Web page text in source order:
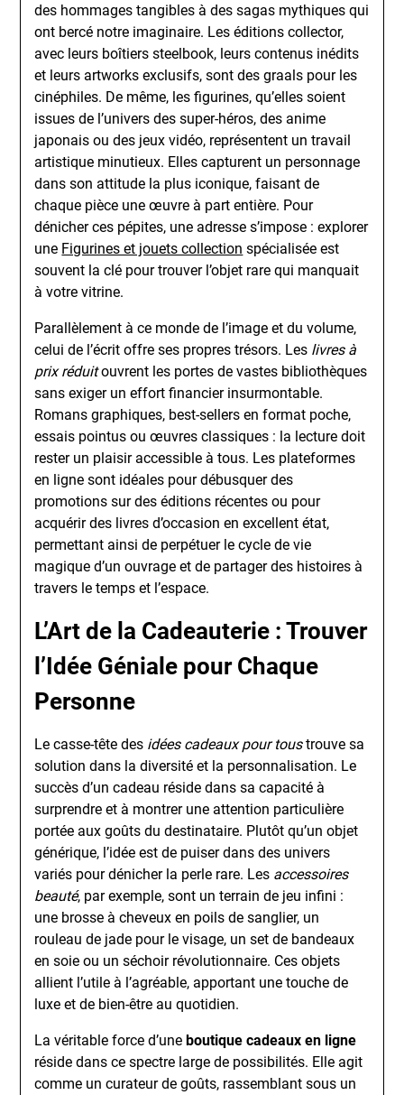
des hommages tangibles à des sagas mythiques qui
ont bercé notre imaginaire. Les éditions collector,
avec leurs boîtiers steelbook, leurs contenus inédits
et leurs artworks exclusifs, sont des graals pour les
cinéphiles. De même, les figurines, qu’elles soient
issues de l’univers des super-héros, des anime
japonais ou des jeux vidéo, représentent un travail
artistique minutieux. Elles capturent un personnage
dans son attitude la plus iconique, faisant de
chaque pièce une œuvre à part entière. Pour
dénicher ces pépites, une adresse s’impose : explorer
une Figurines et jouets collection spécialisée est
souvent la clé pour trouver l’objet rare qui manquait
à votre vitrine.
Parallèlement à ce monde de l’image et du volume,
celui de l’écrit offre ses propres trésors. Les livres à
prix réduitouvrent les portes de vastes bibliothèques
sans exiger un effort financier insurmontable.
Romans graphiques, best-sellers en format poche,
essais pointus ou œuvres classiques : la lecture doit
rester un plaisir accessible à tous. Les plateformes
en ligne sont idéales pour débusquer des
promotions sur des éditions récentes ou pour
acquérir des livres d’occasion en excellent état,
permettant ainsi de perpétuer le cycle de vie
magique d’un ouvrage et de partager des histoires à
travers le temps et l’espace.
L’Art de la Cadeauterie : Trouver
l’Idée Géniale pour Chaque
Personne
Le casse-tête des idées cadeaux pour toustrouve sa
solution dans la diversité et la personnalisation. Le
succès d’un cadeau réside dans sa capacité à
surprendre et à montrer une attention particulière
portée aux goûts du destinataire. Plutôt qu’un objet
générique, l’idée est de puiser dans des univers
variés pour dénicher la perle rare. Les accessoires
beauté, par exemple, sont un terrain de jeu infini :
une brosse à cheveux en poils de sanglier, un
rouleau de jade pour le visage, un set de bandeaux
en soie ou un séchoir révolutionnaire. Ces objets
allient l’utile à l’agréable, apportant une touche de
luxe et de bien-être au quotidien.
La véritable force d’uneboutique cadeaux en ligne
réside dans ce spectre large de possibilités. Elle agit
comme un curateur de goûts, rassemblant sous un